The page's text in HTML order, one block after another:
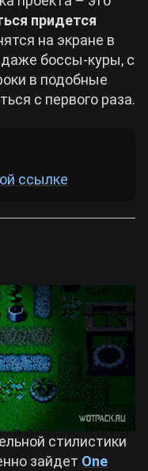
придется
на экране в
боссы-куры, с
в подобные
с первого раза.
ссылке
стилистики
зайдет One